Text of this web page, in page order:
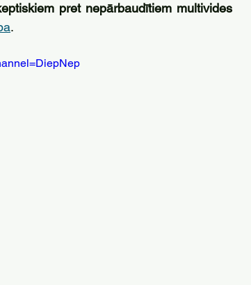
pret nepārbaudītiem multivides
.